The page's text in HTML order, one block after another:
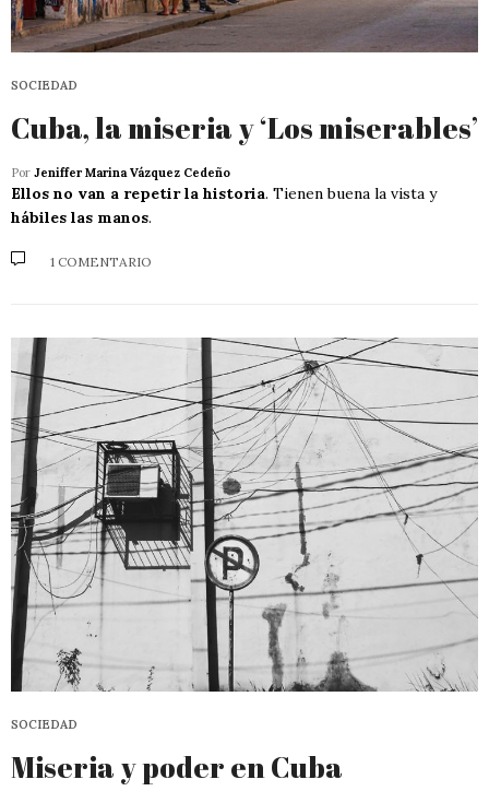
SOCIEDAD
Cuba, la miseria y ‘Los miserables’
Por Jeniffer Marina Vázquez Cedeño
Ellos no van a repetir la historia. Tienen buena la vista y
hábiles las manos.
1 COMENTARIO
SOCIEDAD
Miseria y poder en Cuba